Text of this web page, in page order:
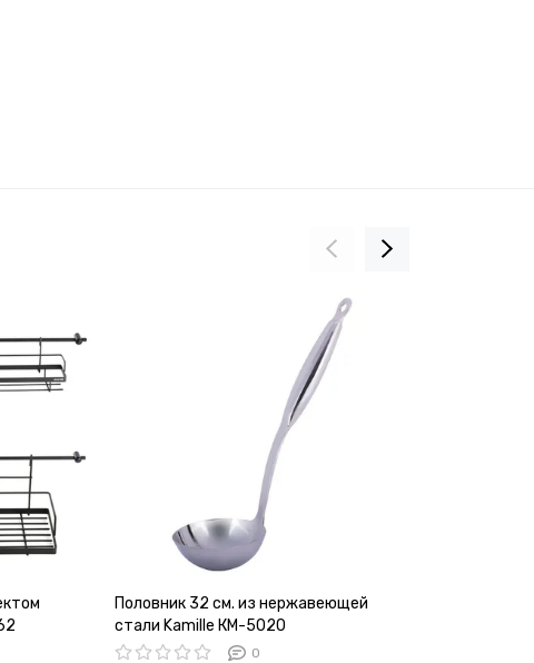
Половник 32 см. из нержавеющей
стали Kamille КМ-5020
0